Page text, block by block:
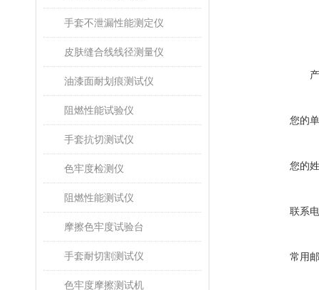
手套不泄漏性能测定仪
皮肤缝合线线径测量仪
油漆面耐划痕测试仪
阻燃性能试验仪
手套抗切测试仪
色牢度检测仪
阻燃性能测试仪
摩擦色牢度试验台
手套耐切割测试仪
色牢度摩擦测试机
您的
您的
联系
常用